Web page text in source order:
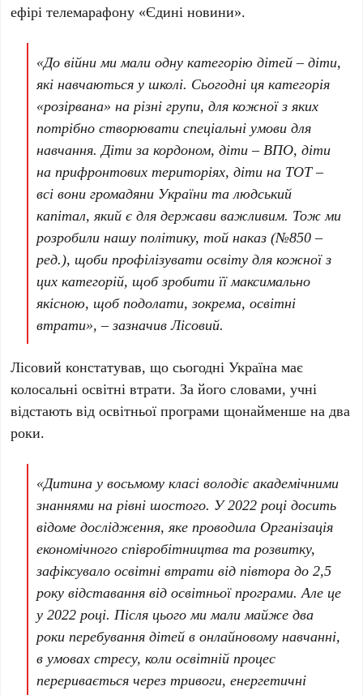
ефірі телемарафону «Єдині новини».
«До війни ми мали одну категорію дітей – діти,
які навчаються у школі. Сьогодні ця категорія
«розірвана» на різні групи, для кожної з яких
потрібно створювати спеціальні умови для
навчання. Діти за кордоном, діти – ВПО, діти
на прифронтових територіях, діти на ТОТ –
всі вони громадяни України та людський
капітал, який є для держави важливим. Тож ми
розробили нашу політику, той наказ (№850 –
ред.), щоби профілізувати освіту для кожної з
цих категорій, щоб зробити її максимально
якісною, щоб подолати, зокрема, освітні
втрати», – зазначив Лісовий.
Лісовий констатував, що сьогодні Україна має
колосальні освітні втрати. За його словами, учні
відстають від освітньої програми щонайменше на два
роки.
«Дитина у восьмому класі володіє академічними
знаннями на рівні шостого. У 2022 році досить
відоме дослідження, яке проводила Організація
економічного співробітництва та розвитку,
зафіксувало освітні втрати від півтора до 2,5
року відставання від освітньої програми. Але це
у 2022 році. Після цього ми мали майже два
роки перебування дітей в онлайновому навчанні,
в умовах стресу, коли освітній процес
переривається через тривоги, енергетичні